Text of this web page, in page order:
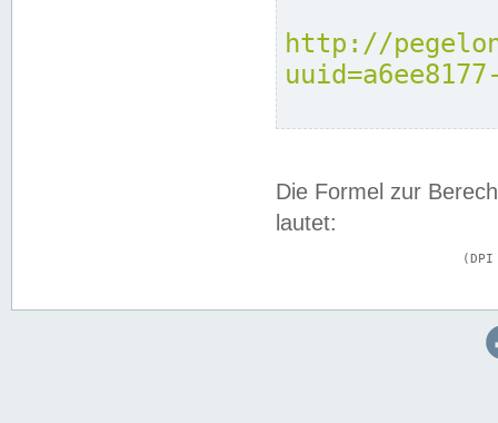
http://
Die Formel zur
lautet: